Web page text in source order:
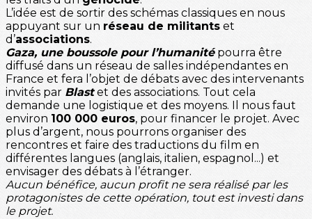
L’idée est de sortir des schémas classiques en nous
appuyant sur un réseau de militants et
d’associations.
Gaza, une boussole pour l’humanitépourra être
diffusé dans un réseau de salles indépendantes en
France et fera l’objet de débats avec des intervenants
invités par Blastet des associations. Tout cela
demande une logistique et des moyens. Il nous faut
environ 100 000 euros, pour financer le projet. Avec
plus d’argent, nous pourrons organiser des
rencontres et faire des traductions du film en
différentes langues (anglais, italien, espagnol...) et
envisager des débats à l’étranger.
Aucun bénéfice, aucun profit ne sera réalisé par les
protagonistes de cette opération, tout est investi dans
le projet.